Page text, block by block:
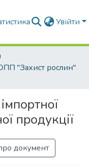
Увійти
"Захист рослин"
продукції
документ